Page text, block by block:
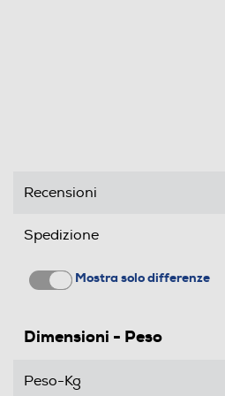
Recensioni
Spedizione
Mostra solo differenze
Dimensioni - Peso
Peso-Kg